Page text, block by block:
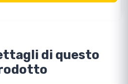
di questo